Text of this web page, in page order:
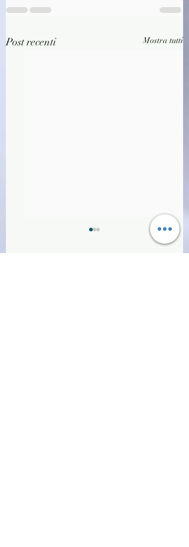
Post recenti Mostra tutti